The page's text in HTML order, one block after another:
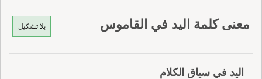
بلا تشكيل معنى كلمة اليد في القاموس
اليد في سياق الكلام